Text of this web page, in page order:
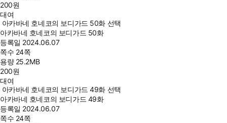
200원
대여
아카바네 호네코의 보디가드 50화 선택
아카바네 호네코의 보디가드 50화
등록일 2024.06.07
쪽수 24쪽
용량 25.2MB
200원
대여
아카바네 호네코의 보디가드 49화 선택
아카바네 호네코의 보디가드 49화
등록일 2024.06.07
쪽수 24쪽